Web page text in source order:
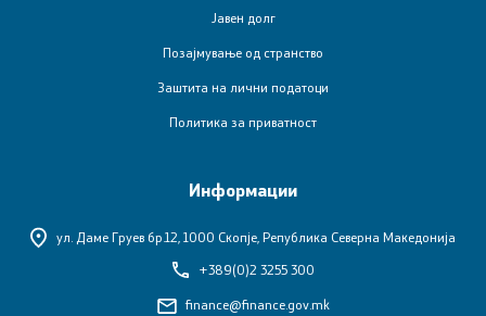
Јавен долг
Позајмување од странство
Заштита на лични податоци
Политика за приватност
Информации
ул. Даме Груев бр.12, 1000 Скопје, Република Северна Македонија
+389(0)2 3255 300
finance@finance.gov.mk